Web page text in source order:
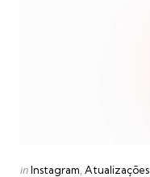
Categories
Posted
inInstagram Atualizações